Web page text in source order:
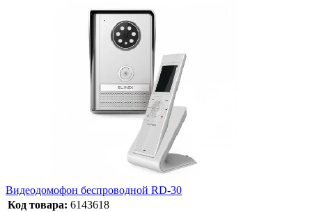
Видеодомофон беспроводной RD-30
Код товара: 6143618